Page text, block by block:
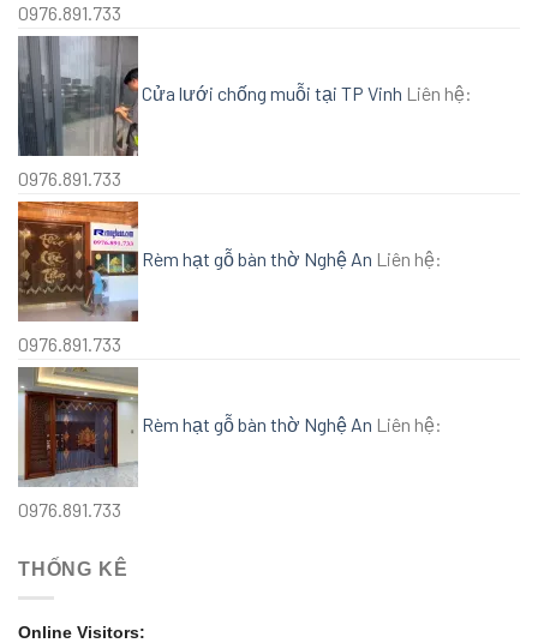
0976.891.733
Cửa lưới chống muỗi tại TP Vinh Liên hệ:
0976.891.733
Rèm hạt gỗ bàn thờ Nghệ An Liên hệ:
0976.891.733
Rèm hạt gỗ bàn thờ Nghệ An Liên hệ:
0976.891.733
THỐNG KÊ
Online Visitors: